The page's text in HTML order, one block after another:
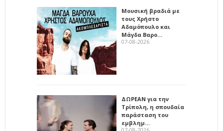
Μουσική βραδιά με
τους Χρήστο
Αδαμόπουλο και
Μάγδα Βαρο…
07-08-2026
ΔΩΡΕΑΝ για την
Τρίπολη, η σπουδαία
παράσταση του
εμβλημ…